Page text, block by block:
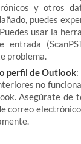
y otros
puedes
usar la
entrada
problema.
perfil de Outlook:
no
Asegúrate de
correo